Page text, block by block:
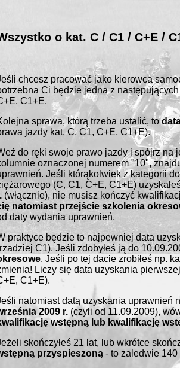
o kat. C / C1 / C+E /
chcesz pracować jako kierowca
Ci będzie jedna z
C1+E.
sprawa, którą trzeba ustalić, to
jazdy kat. C, C1, C+E, C1+E).
do ręki swoje prawo jazdy i spójrz na
oznaczonej numerem "10",
Jeśli którąkolwiek z kategorii
(C, C1, C+E, C1+E)
(włącznie), nie musisz kończyć
natomiast przejście szkolenia
daty wydania uprawnień.
praktyce będzie to najpewniej data
C1). Jeśli zdobyłeś ją do
. Jeśli po tej dacie zrobiłeś np.
Liczy się data uzyskania
C1+E).
natomiast datą uzyskania uprawnień
2009 r. (czyli od 11.09.2009),
wstępną lub kwalifikację
skończyłeś 21 lat, lub wkrótce
przyspieszoną - to zaledwie